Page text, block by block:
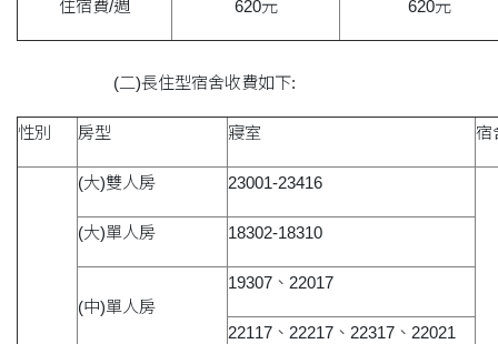
住宿費/週 620元 620元
(二)長住型宿舍收費如下:
性別 房型 寢室 宿
(大)雙人房 23001-23416
(大)單人房 18302-18310
(中)單人房
19307、22017
22117、22217、22317、22021